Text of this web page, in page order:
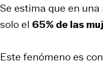
Se estima que en
solo el 65% de las
Este fenómeno es